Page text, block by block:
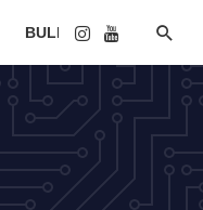
BULETIN